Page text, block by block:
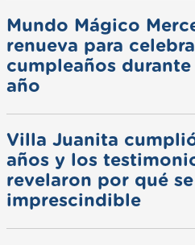
Mundo Mágico
renueva para
cumpleaños durante
año
Villa Juanita
años y los
revelaron por qué
imprescindible